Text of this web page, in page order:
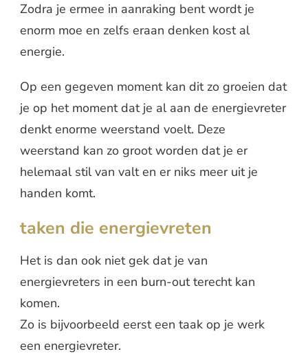
Zodra je ermee in aanraking bent wordt je
enorm moe en zelfs eraan denken kost al
energie.
Op een gegeven moment kan dit zo groeien dat
je op het moment dat je al aan de energievreter
denkt enorme weerstand voelt. Deze
weerstand kan zo groot worden dat je er
helemaal stil van valt en er niks meer uit je
handen komt.
taken die energievreten
Het is dan ook niet gek dat je van
energievreters in een burn-out terecht kan
komen.
Zo is bijvoorbeeld eerst een taak op je werk
een energievreter.